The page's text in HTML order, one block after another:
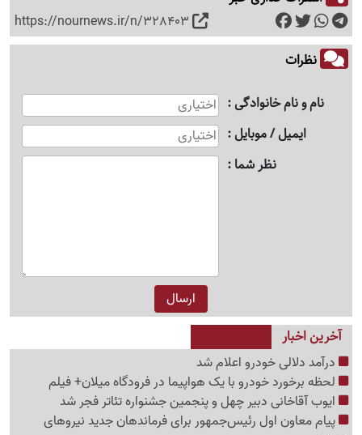
https://nournews.ir/n/328403
نظرات
نام و نام خانوادگی
ایمیل / موبایل
نظر شما
آخرین اخبار
درآمد دلالی خودرو اعلام شد
لحظه برخورد خودرو با یک هواپیما در فرودگاه میلان+ فیلم
ایوب آقاخانی دبیر چهل و پنجمین جشنواره تئاتر فجر شد
پیام معاون اول رئیس‌جمهور برای فرماندهان جدید نیروهای